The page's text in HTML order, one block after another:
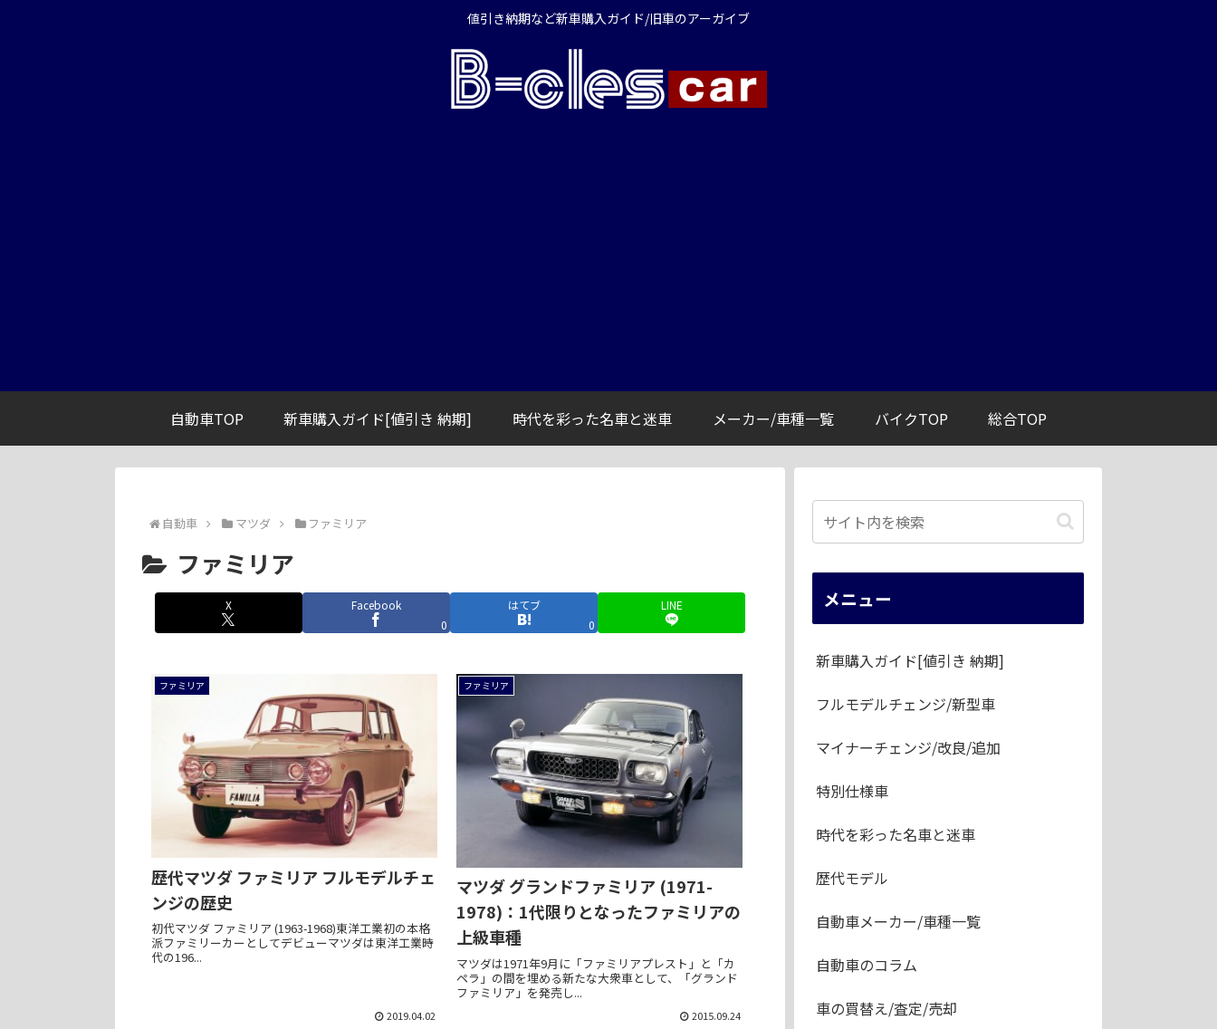
値引き納期など新車購入ガイド/旧車のアーガイブ
自動車TOP 新車購入ガイド[値引き 納期] 時代を彩った名車と迷車 メーカー/車種一覧 バイクTOP 総合TOP
自動車 マツダ ファミリア
ファミリア
X
Facebook
0
はてブ
0
LINE
ファミリア
歴代マツダ ファミリア フルモデルチェ
ンジの歴史
初代マツダ ファミリア (1963-1968)東洋工業初の本格
派ファミリーカーとしてデビューマツダは東洋工業時
代の196...
2019.04.02
ファミリア
マツダ グランドファミリア (1971-
1978)：1代限りとなったファミリアの
上級車種
マツダは1971年9月に「ファミリアプレスト」と「カ
ペラ」の間を埋める新たな大衆車として、「グランド
ファミリア」を発売し...
2015.09.24
メニュー
新車購入ガイド[値引き 納期]
フルモデルチェンジ/新型車
マイナーチェンジ/改良/追加
特別仕様車
時代を彩った名車と迷車
歴代モデル
自動車メーカー/車種一覧
自動車のコラム
車の買替え/査定/売却